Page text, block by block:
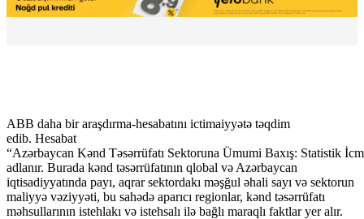
ABB daha bir araşdırma-hesabatını ictimaiyyətə təqdim
edib. Hesabat
“Azərbaycan Kənd Təsərrüfatı Sektoruna Ümumi Baxış: Statistik
adlanır. Burada kənd təsərrüfatının qlobal və Azərbaycan
iqtisadiyyatında payı, aqrar sektordakı məşğul əhali sayı və sektorun
maliyyə vəziyyəti, bu sahədə aparıcı regionlar, kənd təsərrüfatı
məhsullarının istehlakı və istehsalı ilə bağlı maraqlı faktlar yer alır.